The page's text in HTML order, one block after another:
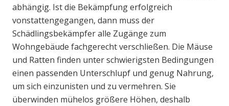
abhängig. Ist die Bekämpfung erfolgreich
vonstattengegangen, dann muss der
Schädlingsbekämpfer alle Zugänge zum
Wohngebäude fachgerecht verschließen. Die Mäuse
und Ratten finden unter schwierigsten Bedingungen
einen passenden Unterschlupf und genug Nahrung,
um sich einzunisten und zu vermehren. Sie
überwinden mühelos größere Höhen, deshalb